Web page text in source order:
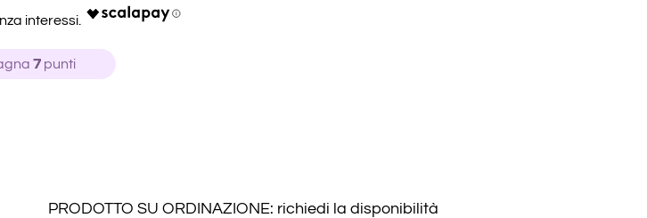
7 punti
PRODOTTO SU ORDINAZIONE: richiedi la disponibilità